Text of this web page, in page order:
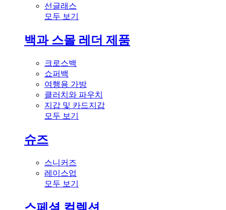
선글래스
모두 보기
백과 스몰 레더 제품
크로스백
쇼퍼백
여행용 가방
클러치와 파우치
지갑 및 카드지갑
모두 보기
슈즈
스니커즈
레이스업
모두 보기